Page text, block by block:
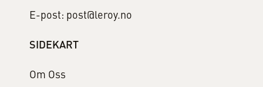
E-post: post@leroy.no
SIDEKART
Om Oss